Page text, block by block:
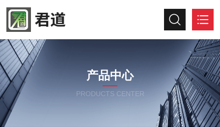
产品中心
PRODUCTS CENTER